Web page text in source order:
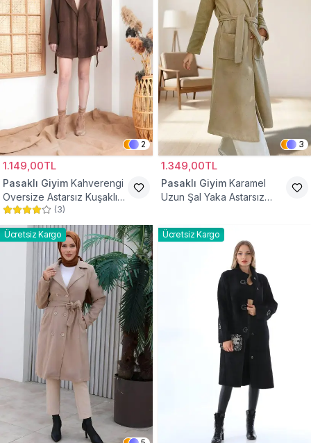
2
1.149,00TL
Pasaklı Giyim Kahverengi
Oversize Astarsız Kuşaklı
Tesettür Kaban
(3)
3
1.349,00TL
Pasaklı Giyim Karamel
Uzun Şal Yaka Astarsız
Ücretsiz Kargo Ücretsiz Kargo